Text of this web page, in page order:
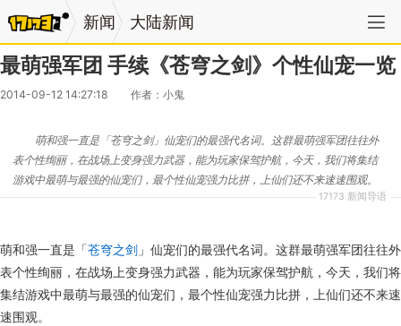
新闻 大陆新闻
最萌强军团 手续《苍穹之剑》个性仙宠一览
2014-09-12 14:27:18 作者：小鬼
17173 新闻导语
萌和强一直是「苍穹之剑」仙宠们的最强代名词。这群最萌强军团往往外
表个性绚丽，在战场上变身强力武器，能为玩家保驾护航，今天，我们将集结
游戏中最萌与最强的仙宠们，最个性仙宠强力比拼，上仙们还不来速速围观。
萌和强一直是「苍穹之剑 」仙宠们的最强代名词。这群最萌强军团往往外
表个性绚丽，在战场上变身强力武器，能为玩家保驾护航，今天，我们将
集结游戏中最萌与最强的仙宠们，最个性仙宠强力比拼，上仙们还不来速
速围观。